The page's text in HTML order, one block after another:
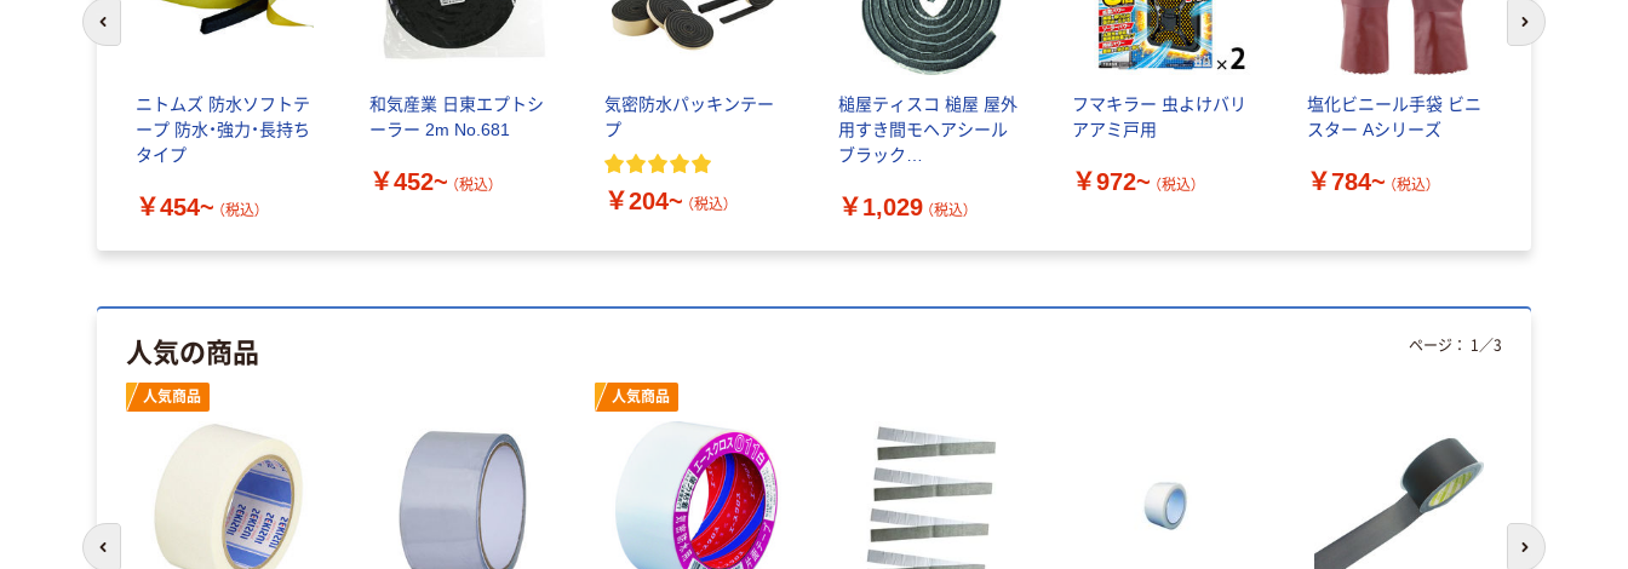
ニトムズ 防水ソフトテ
ープ 防水・強力・長持ち
タイプ
￥454~ （税込）
和気産業 日東エプトシ
ーラー 2m No.681
￥452~ （税込）
気密防水パッキンテー
プ
￥204~ （税込）
槌屋ティスコ 槌屋 屋外
用すき間モヘアシール
ブラック
NO6070 BK 1巻 391-
￥1,029 （税込）
フマキラー 虫よけバリ
アアミ戸用
￥972~ （税込）
塩化ビニール手袋 ビニ
スター Aシリーズ
￥784~ （税込）
前のスライドへ 次のスライド
人気の商品
人気商品 人気商品
ページ： 1 ／3
前のスライドへ 次のスライド